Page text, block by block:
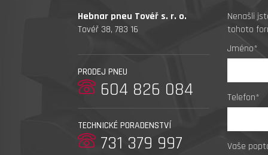
Hebnar pneu Tovéř s. r. o.
Tovéř 38, 783 16
PRODEJ PNEU
604 826 084
TECHNICKÉ PORADENSTVÍ
731 379 997
Nenašli
tohoto
Jméno*
Telefon*
Vaše